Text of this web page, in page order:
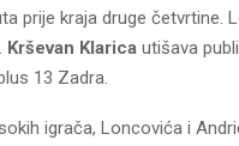
prije kraja druge četvrtine.
Krševan Klarica utišava
13 Zadra.
igrača, Loncovića i